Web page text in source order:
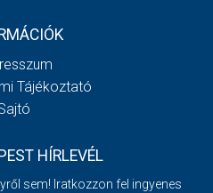
Tájékoztató
HÍRLEVÉL
sem! Iratkozzon fel ingyenes